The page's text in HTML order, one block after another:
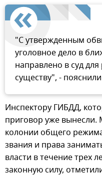
"С утвержденным
уголовное дело в
направлено в суд
существу", -
Инспектору ГИБДД,
приговор уже вынесли.
колонии общего
звания и права
власти в течение трех
законную силу,